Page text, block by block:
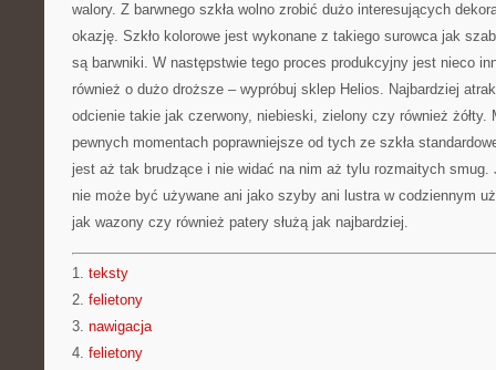
walory. Z barwnego szkła wolno zrobić dużo interesujących
okazję. Szkło kolorowe jest wykonane z takiego surowca jak
są barwniki. W następstwie tego proces produkcyjny jest nieco
również o dużo droższe – wypróbuj sklep Helios. Najbardziej
odcienie takie jak czerwony, niebieski, zielony czy również żółty.
pewnych momentach poprawniejsze od tych ze szkła
jest aż tak brudzące i nie widać na nim aż tylu rozmaitych smug.
nie może być używane ani jako szyby ani lustra w codziennym
jak wazony czy również patery służą jak najbardziej.
1. teksty
2. felietony
3. nawigacja
4. felietony